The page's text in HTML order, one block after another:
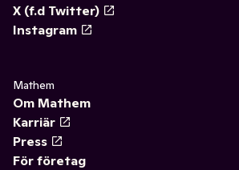
X (f.d Twitter)
Instagram
Mathem
Om Mathem
Karriär
Press
För företag